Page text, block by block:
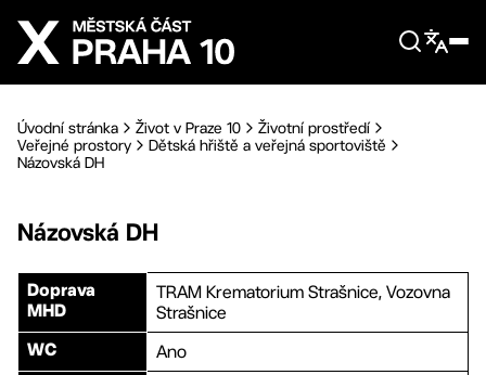
Přejít na hlavní obsah
Úvodní stránka Život v Praze 10
Životní prostředí
Veřejné prostory
Dětská hřiště a veřejná sportoviště
Názovská DH
Názovská DH
Doprava
MHD
TRAM Krematorium Strašnice, Vozovna
Strašnice
WC Ano